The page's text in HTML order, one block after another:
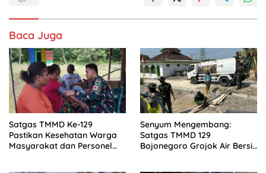
Baca Juga
Satgas TMMD Ke-129
Pastikan Kesehatan Warga
Masyarakat dan Personel
Senyum Mengembang:
Satgas TMMD 129
Bojonegoro Grojok Air Bersih